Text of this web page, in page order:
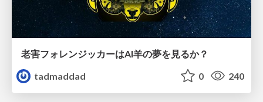
老害フォレンジッカーはAI羊の夢を見るか？
tadmaddad
0 240